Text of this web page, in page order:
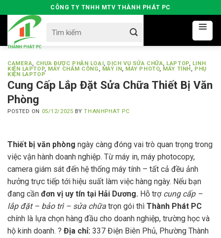
to
content
CÔNG TY TNHH MTV THÀNH PHÁT PC
for:
CAMERA, CHƯA ĐƯỢC PHÂN LOẠI, DỊCH VỤ SỬA CHỮA, LAPTOP, LINH
KIỆN LAPTOP, MÁY CHẤM CÔNG, MÁY IN, MÁY PHOTO, MÁY TÍNH, PHỤ
KIỆN LAPTOP
Cung Cấp Lắp Đặt Sửa Chữa Thiết Bị Văn
Phòng
POSTED ON 05/12/2025 BYTHANHPHAT PC
Thiết bị văn phòng ngày càng đóng vai trò quan trọng trong
việc vận hành doanh nghiệp. Từ máy in, máy photocopy,
camera giám sát đến hệ thống máy tính – tất cả đều ảnh
hưởng trực tiếp tới hiệu suất làm việc hàng ngày. Nếu bạn
đang cần đơn vị uy tín tại Hải Dương. Hỗ trợ cung cấp –
lắp đặt – bảo trì – sửa chữa trọn gói thì Thành Phát PC
chính là lựa chọn hàng đầu cho doanh nghiệp, trường học và
hộ kinh doanh. ? Địa chỉ: 337 Điện Biên Phủ, Phường Thành